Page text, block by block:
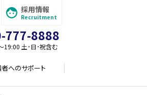
採用情報
Recruitment
777-8888
19:00 土･日･祝含む
へのサポート